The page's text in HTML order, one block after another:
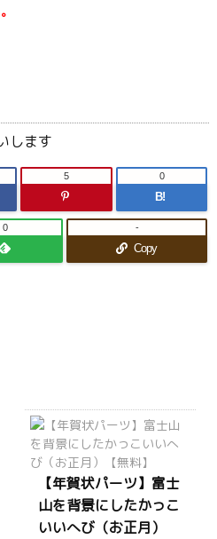
します
5
B!
0
0
Copy
-
【年賀状パーツ】富士
山を背景にしたかっこ
いいへび（お正月）